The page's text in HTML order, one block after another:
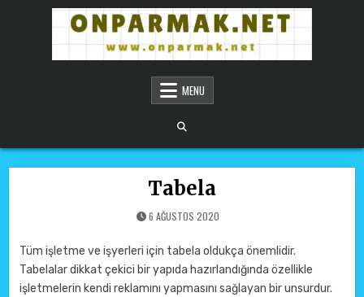
Skip to content
ONPARMAKNET SITELERMENU
Tabela
6 AĞUSTOS 2020
Tüm işletme ve işyerleri için tabela oldukça önemlidir.
Tabelalar dikkat çekici bir yapıda hazırlandığında özellikle
işletmelerin kendi reklamını yapmasını sağlayan bir unsurdur.